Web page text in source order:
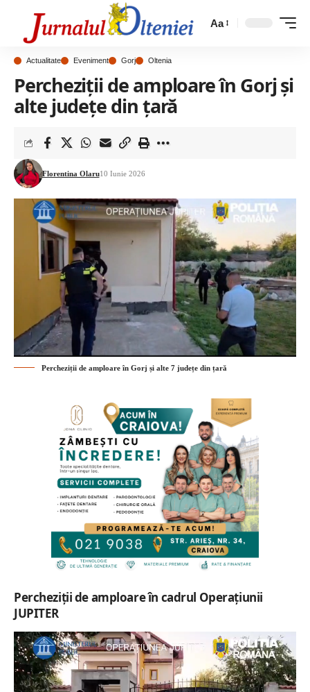
Aa
Actualitate Eveniment Gorj Oltenia
Percheziții de amploare în Gorj și
alte județe din țară
Florentina Olaru10 Iunie 2026
Percheziții de amploare în Gorj și alte 7 județe din țară
Percheziții de amploare în cadrul Operațiunii
JUPITER